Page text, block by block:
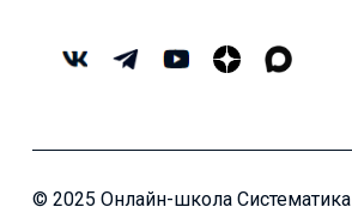
© 2025 Онлайн-школа Систематика